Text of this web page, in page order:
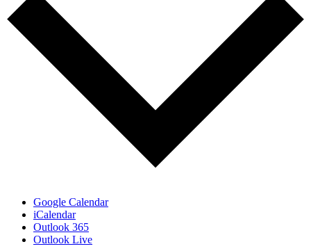
Google Calendar
iCalendar
Outlook 365
Outlook Live